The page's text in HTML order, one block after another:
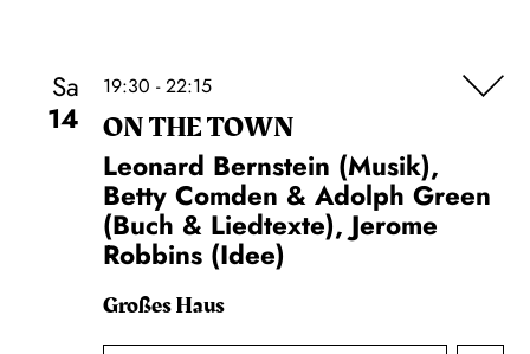
Sa
14
19:30 - 22:15
ON THE TOWN
Leonard Bernstein (Musik),
Betty Comden & Adolph Green
(Buch & Liedtexte), Jerome
Robbins (Idee)
Großes Haus